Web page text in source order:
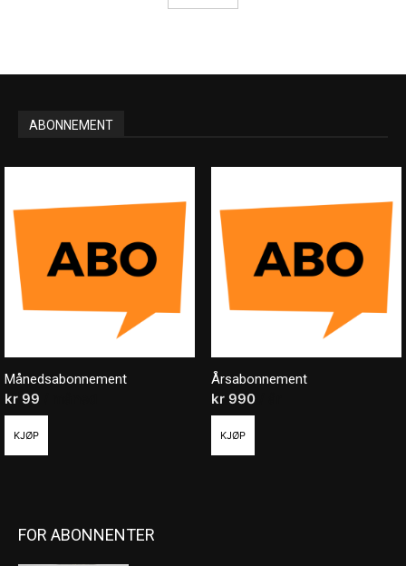
ABONNEMENT
Månedsabonnement
kr 99
KJØP
Årsabonnement
kr990
KJØP
FOR ABONNENTER